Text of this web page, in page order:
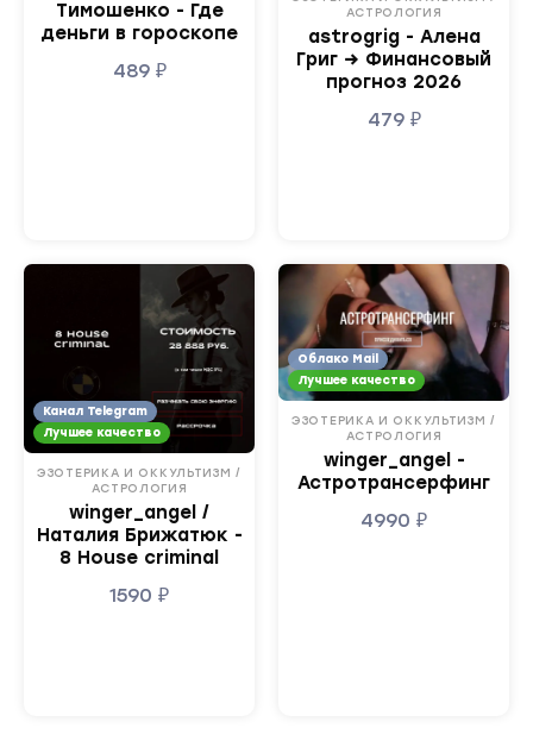
Тимошенко - Где
деньги в гороскопе
489 ₽
АСТРОЛОГИЯ
astrogrig - Алена
Григ → Финансовый
прогноз 2026
479 ₽
Канал Telegram
Лучшее качество
ЭЗОТЕРИКА И ОККУЛЬТИЗМ /
АСТРОЛОГИЯ
winger_angel /
Наталия Брижатюк -
8 House criminal
1590 ₽
Облако Mail
Лучшее качество
ЭЗОТЕРИКА И ОККУЛЬТИЗМ /
АСТРОЛОГИЯ
winger_angel -
Астротрансерфинг
4990 ₽